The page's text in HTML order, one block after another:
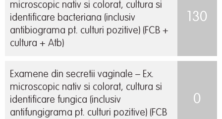
microscopic nativ si colorat, cultura si
identificare bacteriana (inclusiv
antibiograma pt. culturi pozitive) (FCB +
cultura + Atb)
130
Examene din secretii vaginale – Ex.
microscopic nativ si colorat, cultura si
identificare fungica (inclusiv
antifungigrama pt. culturi pozitive) (FCB
0